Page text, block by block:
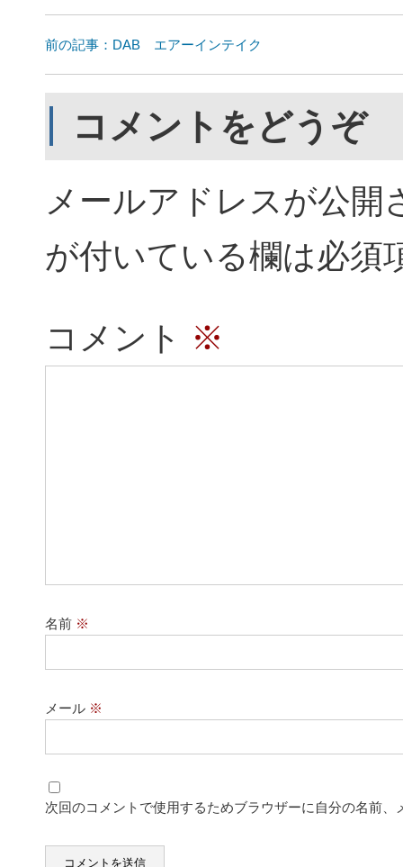
前の記事：DAB エアーインテイク
コメントをどうぞ
メールアドレスが公
が付いている欄は必須
コメント ※
名前 ※
メール ※
次回のコメントで使用するためブラウザーに自分の名前